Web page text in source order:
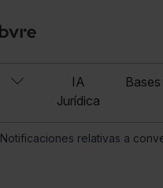
IA
Jurídica
Notificaciones relativas a